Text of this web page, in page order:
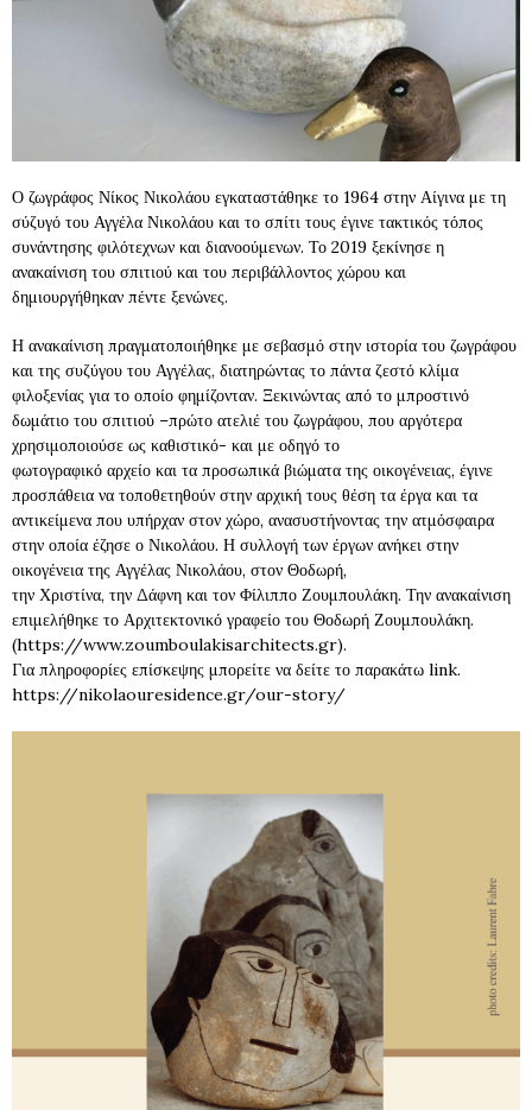
Ο ζωγράφος Νίκος Νικολάου εγκαταστάθηκε το 1964 στην Αίγινα με τη
σύζυγό του Αγγέλα Νικολάου και το σπίτι τους έγινε τακτικός τόπος
συνάντησης φιλότεχνων και διανοούμενων. Το 2019 ξεκίνησε η
ανακαίνιση του σπιτιού και του περιβάλλοντος χώρου και
δημιουργήθηκαν πέντε ξενώνες.
Η ανακαίνιση πραγματοποιήθηκε με σεβασμό στην ιστορία του ζωγράφου
και της συζύγου του Αγγέλας, διατηρώντας το πάντα ζεστό κλίμα
φιλοξενίας για το οποίο φημίζονταν. Ξεκινώντας από το μπροστινό
δωμάτιο του σπιτιού –πρώτο ατελιέ του ζωγράφου, που αργότερα
χρησιμοποιούσε ως καθιστικό- και με οδηγό το
φωτογραφικό αρχείο και τα προσωπικά βιώματα της οικογένειας, έγινε
προσπάθεια να τοποθετηθούν στην αρχική τους θέση τα έργα και τα
αντικείμενα που υπήρχαν στον χώρο, ανασυστήνοντας την ατμόσφαιρα
στην οποία έζησε ο Νικολάου. Η συλλογή των έργων ανήκει στην
οικογένεια της Αγγέλας Νικολάου, στον Θοδωρή,
την Χριστίνα, την Δάφνη και τον Φίλιππο Ζουμπουλάκη. Την ανακαίνιση
επιμελήθηκε το Αρχιτεκτονικό γραφείο του Θοδωρή Ζουμπουλάκη.
(https://www.zoumboulakisarchitects.gr).
Για πληροφορίες επίσκεψης μπορείτε να δείτε το παρακάτω link.
https://nikolaouresidence.gr/our-story/